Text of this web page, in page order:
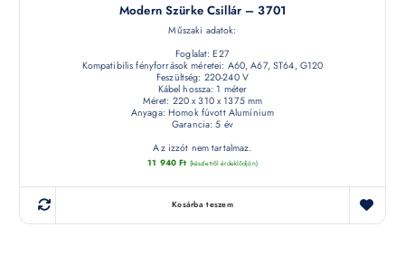
Modern Szürke Csillár – 3701
Műszaki adatok:
Foglalat: E27
Kompatibilis fényforrások méretei: A60, A67, ST64, G120
Feszültség: 220-240 V
Kábel hossza: 1 méter
Méret: 220 x 310 x 1375 mm
Anyaga: Homok fúvott Alumínium
Garancia: 5 év
Az izzót nem tartalmaz.
11 940Ft (készletről érdeklődjön)
Kosárba teszem